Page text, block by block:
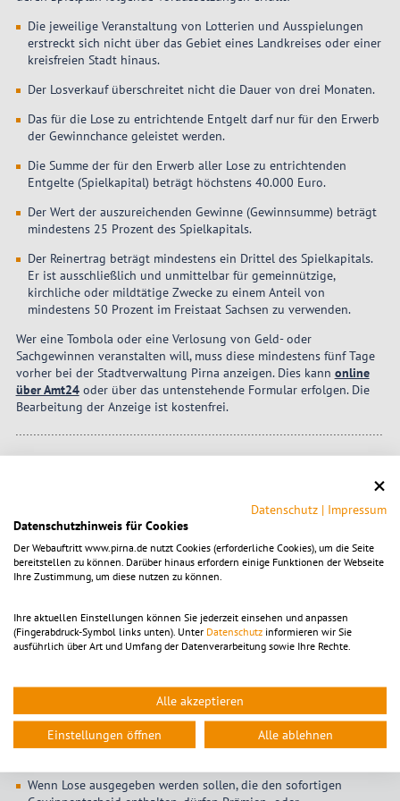
Die jeweilige Veranstaltung von Lotterien und Ausspielungen
erstreckt sich nicht über das Gebiet eines Landkreises oder einer
kreisfreien Stadt hinaus.
Der Losverkauf überschreitet nicht die Dauer von drei Monaten.
Das für die Lose zu entrichtende Entgelt darf nur für den Erwerb
der Gewinnchance geleistet werden.
Die Summe der für den Erwerb aller Lose zu entrichtenden
Entgelte (Spielkapital) beträgt höchstens 40.000 Euro.
Der Wert der auszureichenden Gewinne (Gewinnsumme) beträgt
mindestens 25 Prozent des Spielkapitals.
Der Reinertrag beträgt mindestens ein Drittel des Spielkapitals.
Er ist ausschließlich und unmittelbar für gemeinnützige,
kirchliche oder mildtätige Zwecke zu einem Anteil von
mindestens 50 Prozent im Freistaat Sachsen zu verwenden.
Wer eine Tombola oder eine Verlosung von Geld- oder
Sachgewinnen veranstalten will, muss diese mindestens fünf Tage
vorher bei der Stadtverwaltung Pirna anzeigen. Dies kann online
über Amt24oder über das untenstehende Formular erfolgen. Die
Bearbeitung der Anzeige ist kostenfrei.
Hinweise
ist grundsätzlich fünf Tage vor Vertriebsbeginn beim Finanzamt
anzumelden. Für den gesamten Freistaat Sachsen ist das
Finanzamt Chemnitz-Mitte zuständig.
Loses) entsprechen.
Erlaubt sind nur jene kleine Lotterien, bei denen der Teilnehmer
für seinen Einsatz einen Spielausweis (Los, Losröllchen oder
Wenn Lose ausgegeben werden sollen, die den sofortigen
Datenschutz | Impressum
Datenschutzhinweis für Cookies
Der Webauftritt www.pirna.de nutzt Cookies (erforderliche Cookies), um die Seite
bereitstellen zu können. Darüber hinaus erfordern einige Funktionen der Webseite
Ihre Zustimmung, um diese nutzen zu können.
Ihre aktuellen Einstellungen können Sie jederzeit einsehen und anpassen
(Fingerabdruck-Symbol links unten). Unter Datenschutz informieren wir Sie
ausführlich über Art und Umfang der Datenverarbeitung sowie Ihre Rechte.
Alle akzeptieren
Einstellungen öffnen Alle ablehnen